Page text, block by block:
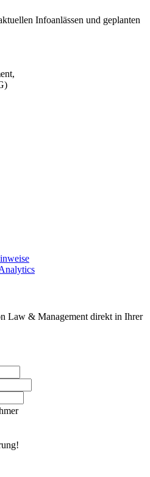
Infoanlässen und geplanten
Law & Management direkt in Ihrer